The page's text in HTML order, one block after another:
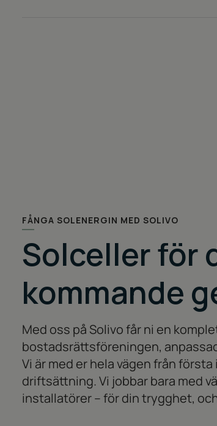
FÅNGA SOLENERGIN MED SOLIVO
Solceller för
kommande
Med oss på Solivo får ni en
bostadsrättsföreningen,
Vi är med er hela vägen från
driftsättning. Vi jobbar bara med
installatörer – för din trygghet,